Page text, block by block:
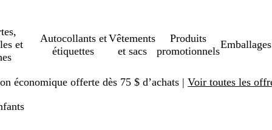
et
Autocollants et
étiquettes
Vêtements
et sacs
Produits
promotionnels
Emballages
économique offerte dès 75 $ d’achats | Voir toutes les